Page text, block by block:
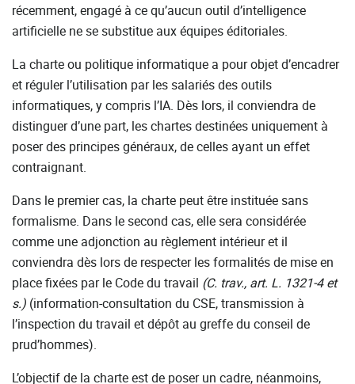
récemment, engagé à ce qu’aucun outil d’intelligence
artificielle ne se substitue aux équipes éditoriales.
La charte ou politique informatique a pour objet d’encadrer
et réguler l’utilisation par les salariés des outils
informatiques, y compris l’IA. Dès lors, il conviendra de
distinguer d’une part, les chartes destinées uniquement à
poser des principes généraux, de celles ayant un effet
contraignant.
Dans le premier cas, la charte peut être instituée sans
formalisme. Dans le second cas, elle sera considérée
comme une adjonction au règlement intérieur et il
conviendra dès lors de respecter les formalités de mise en
place fixées par le Code du travail (C. trav., art. L. 1321-4 et
s.) (information-consultation du CSE, transmission à
l’inspection du travail et dépôt au greffe du conseil de
prud’hommes).
L’objectif de la charte est de poser un cadre, néanmoins,